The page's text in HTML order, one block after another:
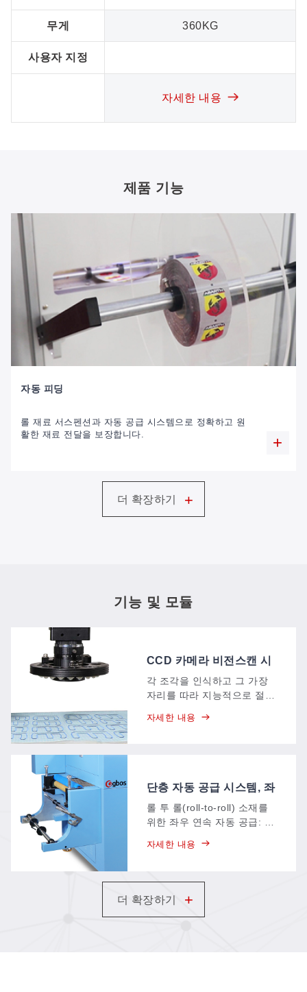
무게
사용자 지정
360KG
자세한 내용
제품 기능
자동 피딩
롤 재료 서스펜션과 자동 공급 시스템으로 정확하고 원
활한 재료 전달을 보장합니다.
더 확장하기 +
기능 및 모듈
CCD 카메라 비전스캔 시
스템
각 조각을 인식하고 그 가장
자리를 따라 지능적으로 절단
위는 약 150 × 120 mm이며,
니다.
자세한 내용
단층 자동 공급 시스템, 좌
에서 우로 (AT1)
롤 투 롤(roll-to-roll) 소재를
위한 좌우 연속 자동 공급: 소
지속적으로 절단 작업을 수행
수작업이 줄어들고 자동화 수
준이 높아집니다.
자세한 내용
더 확장하기 +